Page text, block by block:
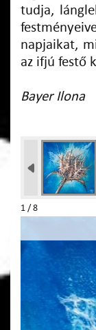
tudja,
napjaikat,
az ifjú festő
Bayer Ilona
1 / 8